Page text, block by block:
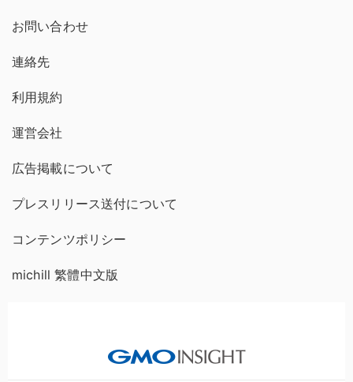
お問い合わせ
連絡先
利用規約
運営会社
広告掲載について
プレスリリース送付について
コンテンツポリシー
michill 繁體中文版